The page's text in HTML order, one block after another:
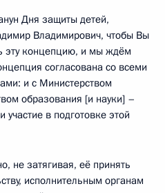
Дня защиты детей,
Владимирович, чтобы Вы
эту концепцию, и мы ждём
согласована со всеми
и с Министерством
образования [и науки] –
в подготовке этой
не затягивая, её принять
исполнительным органам